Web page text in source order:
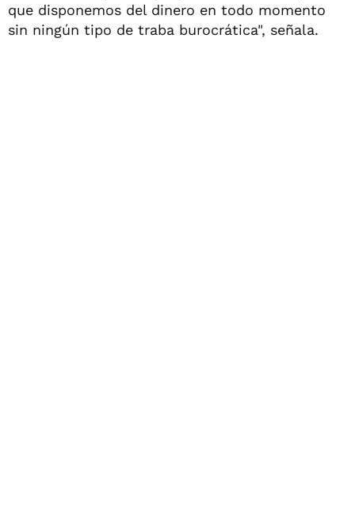
que disponemos del dinero en todo momento
sin ningún tipo de traba burocrática", señala.